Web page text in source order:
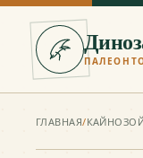
ГЛАВНАЯ/